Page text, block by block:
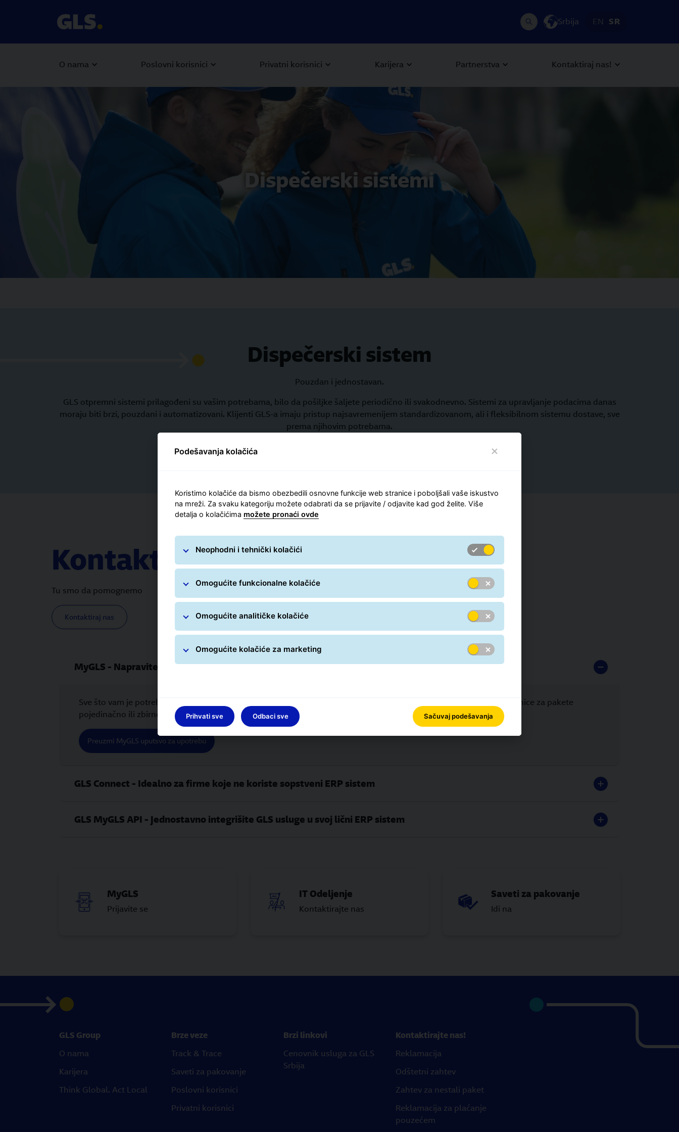
Srbija EN SR
O nama Poslovni korisnici Privatni korisnici Karijera Partnerstva Kontaktiraj nas!
Dispečerski sistemi
Dispečerski sistem
Pouzdan i jednostavan.
GLS otpremni sistemi prilagođeni su vašim potrebama, bilo da pošiljke šaljete periodično ili svakodnevno. Sistemi za upravljanje podacima danas
moraju biti brzi, pouzdani i automatizovani. Klijenti GLS-a imaju pristup najsavremenijem standardizovanom, ali i fleksibilnom sistemu dostave, sve
prema njihovim potrebama.
Kontaktiraj naše IT odeljenje
Tu smo da pomognemo
Kontaktiraj nas
MyGLS - Napravite oznaku pošiljke na mreži
Sve što vam je potrebno za brzu i jednostavnu dostavu. Naručite GLS Serbia proizvode i usluge online, ispišite nalepnice za pakete
pojedinačno ili zbirno. Nije potrebno dodatno softversko rešenje, samo pristup internet vezi.
Preuzmi MyGLS uputsvo za upotrebu
GLS Connect - Idealno za firme koje ne koriste sopstveni ERP sistem
GLS MyGLS API - Jednostavno integrišite GLS usluge u svoj lični ERP sistem
MyGLS
Prijavite se
IT Odeljenje
Kontaktirajte nas
Saveti za pakovanje
Idi na
GLS Group
O nama
Karijera
Think Global. Act Local
Brze veze
Track & Trace
Saveti za pakovanje
Poslovni korisnici
Privatni korisnici
Brzi linkovi
Cenovnik usluga za GLS
Srbija
Kontaktirajte nas!
Reklamacija
Odštetni zahtev
Zahtev za nestali paket
Reklamacija za plaćanje
pouzećem
Podešavanja kolačića
Koristimo kolačiće da bismo obezbedili osnovne funkcije web stranice i poboljšali vaše iskustvo
na mreži. Za svaku kategoriju možete odabrati da se prijavite / odjavite kad god želite. Više
detalja o kolačićima možete pronaći ovde
Neophodni i tehnički kolačići
Omogućite funkcionalne kolačiće
Omogućite analitičke kolačiće
Omogućite kolačiće za marketing
Prihvati sve Odbaci sve Sačuvaj podešavanja